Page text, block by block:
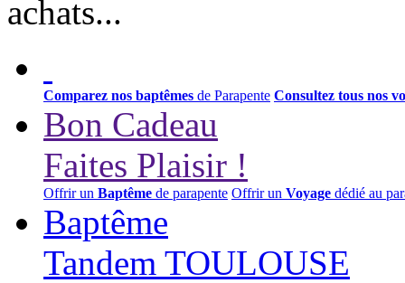
Comparez nos baptêmes de Parapente Consultez tous nos
Bon Cadeau
Faites Plaisir !
Offrir un Baptême de parapente Offrir un Voyage dédié au
Baptême
Tandem TOULOUSE